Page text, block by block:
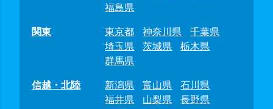
福島県
関東
東京都 神奈川県
千葉県
埼玉県
茨城県
栃木県
群馬県
信越・北陸
新潟県 富山県
石川県
福井県
山梨県 長野県